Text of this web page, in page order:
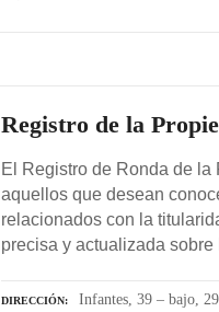
Registro de la
El Registro de Ronda de la
aquellos que desean
relacionados con la
precisa y actualizada
DIRECCIÓN Infantes, 39 – bajo,